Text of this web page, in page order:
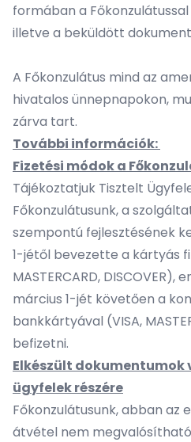
formában a
illetve a beküldött
A Főkonzulátus mind az
hivatalos ünnepnapokon,
zárva tart.
További információk:
Fizetési módok a
Tájékoztatjuk Tisztelt
Főkonzulátusunk, a
szempontú fejlesztésének
1-jétől bevezette a kártyás
MASTERCARD, DISCOVER),
március 1-jét követően a
bankkártyával (VISA,
befizetni.
Elkészült
ügyfelek részére
Főkonzulátusunk, abban az
átvétel nem